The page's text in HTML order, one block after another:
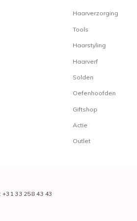
Haarverzorging
Tools
Haarstyling
Haarverf
Solden
Oefenhoofden
Giftshop
Actie
Outlet
33 258 43 43